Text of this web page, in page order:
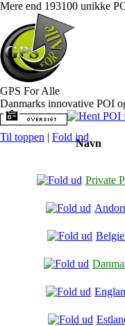
Mere end 193100 unikke
GPS For Alle
Danmarks innovative POI
Til toppen | Fold ind
Navn
Private